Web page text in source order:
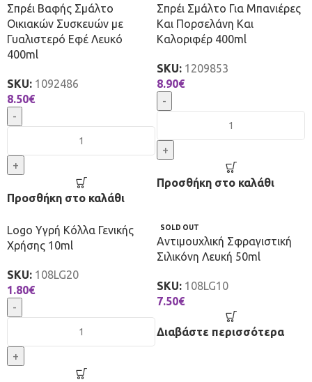
Σπρέι Βαφής Σμάλτο
Οικιακών Συσκευών με
Γυαλιστερό Εφέ Λευκό
400ml
SKU: 1092486
8.50€
-
+
Προσθήκη στο καλάθι
Σπρέι Σμάλτο Για Μπανιέρες
Και Πορσελάνη Και
Καλοριφέρ 400ml
SKU: 1209853
8.90€
-
+
Προσθήκη στο καλάθι
Logo Υγρή Κόλλα Γενικής
Χρήσης 10ml
SKU: 108LG20
1.80€
-
+
SOLD OUT
Αντιμουχλική Σφραγιστική
Σιλικόνη Λευκή 50ml
SKU: 108LG10
7.50€
Διαβάστε περισσότερα